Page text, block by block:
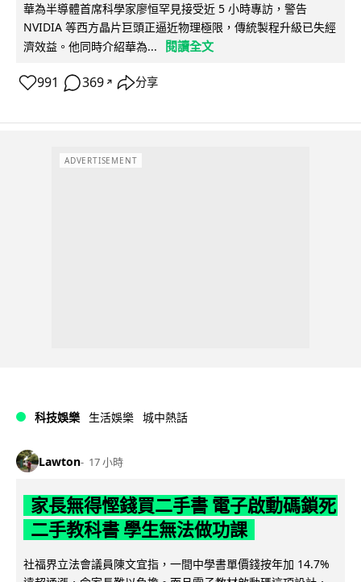
華為半導體首席科學家廖恒罕見接受近 5 小時專訪，警告
NVIDIA 等西方晶片巨頭正逼近物理極限，傳統製程升級已失經
濟效益。他同時介紹華為...
閱讀全文
991 369 ↗ 分享
ADVERTISEMENT
科技娛樂 生活娛樂 城中熱話
Lawton 17 小時
家長無得慳錢買二手書 電子啟動碼鎖死
二手教科書 學生無法做功課
社福界立法會議員陳文宜指，一間中學書單價錢按年加 14.7%